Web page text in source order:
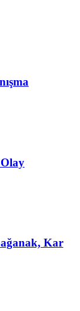
Kar